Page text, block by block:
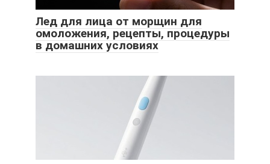
Лед для лица от морщин для
омоложения, рецепты, процедуры
в домашних условиях